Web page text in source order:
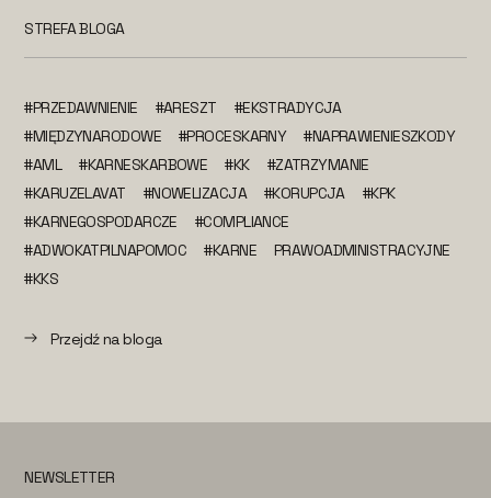
STREFA BLOGA
#PRZEDAWNIENIE #ARESZT
#EKSTRADYCJA
#MIĘDZYNARODOWE
#PROCESKARNY
#NAPRAWIENIESZKODY
#AML
#KARNESKARBOWE #KK
#ZATRZYMANIE
#KARUZELAVAT
#NOWELIZACJA #KORUPCJA
#KPK
#KARNEGOSPODARCZE
#COMPLIANCE
#ADWOKATPILNAPOMOC
#KARNE
PRAWOADMINISTRACYJNE
#KKS
Przejdź na bloga
NEWSLETTER